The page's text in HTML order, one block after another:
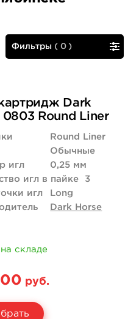
Фильтры (0 )
Dark
0803 Round Liner
Round Liner
Обычные
игл
0,25 мм
игл в пайке
3
игл
Long
Dark Horse
складе
руб.